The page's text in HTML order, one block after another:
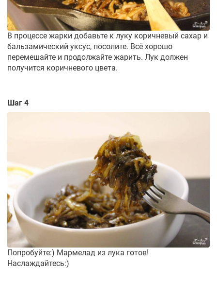
В процессе жарки добавьте к луку коричневый сахар и
бальзамический уксус, посолите. Всё хорошо
перемешайте и продолжайте жарить. Лук должен
получится коричневого цвета.
Шаг 4
Попробуйте:) Мармелад из лука готов!
Наслаждайтесь:)